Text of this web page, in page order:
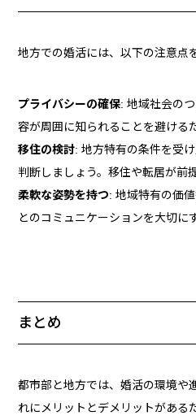
地方での婚活には、以下の注意点
プライバシーの確保: 地域社会の
容が周囲に知られることを避ける
移住の検討: 地方特有の条件を受
判断しましょう。移住や転居が前
柔軟な姿勢を持つ: 地域特有の価
とのコミュニケーションを大切に
まとめ
都市部と地方では、婚活の環境や
れにメリットとデメリットがある